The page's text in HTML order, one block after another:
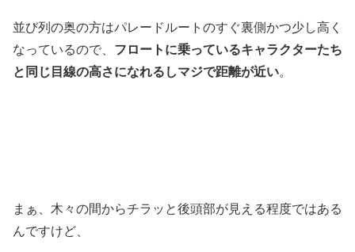
並び列の奥の方はパレードルートのすぐ裏側かつ少し高く
なっているので、 フロートに乗っているキャラクターたち
と同じ目線の高さになれるしマジで距離が近い。
まぁ、木々の間からチラッと後頭部が見える程度ではある
んですけど、